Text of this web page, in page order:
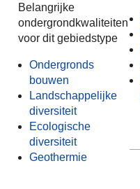
Belangrijke
ondergrondkwaliteiten
voor dit gebiedstype
Ondergronds
bouwen
Landschappelijke
diversiteit
Ecologische
diversiteit
Geothermie